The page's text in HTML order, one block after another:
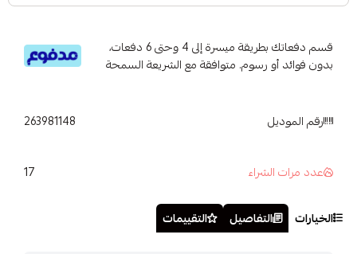
قسم دفعاتك بطريقة ميسرة إلى 4 وحتى 6 دفعات،
بدون فوائد أو رسوم. متوافقة مع الشريعة السمحة
رقم الموديل 263981148
عدد مرات الشراء 17
الخيارات التفاصيل التقييمات